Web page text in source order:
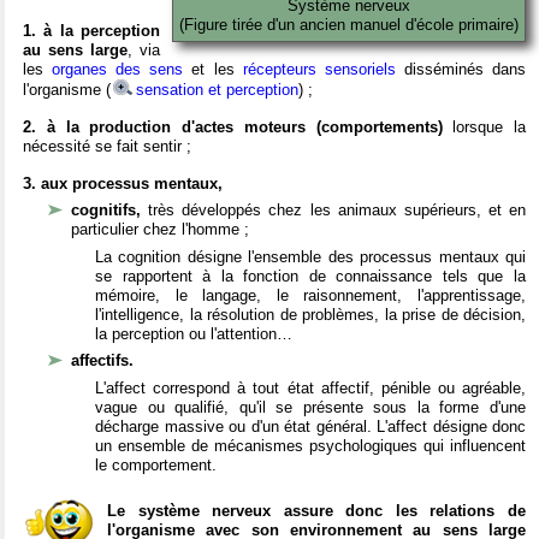
Système nerveux
(Figure tirée d'un ancien manuel d'école primaire)
1. à la perception
au sens large, via
lesorganes des sens et les récepteurs sensoriels disséminés dans
l'organisme (
sensation et perception) ;
2. à la production d'actes moteurs (comportements)lorsque la
nécessité se fait sentir ;
3. aux processus mentaux,
cognitifs,très développés chez les animaux supérieurs, et en
particulier chez l'homme ;
La cognition désigne l'ensemble des processus mentaux qui
se rapportent à la fonction de connaissance tels que la
mémoire, le langage, le raisonnement, l'apprentissage,
l'intelligence, la résolution de problèmes, la prise de décision,
la perception ou l'attention…
affectifs.
L'affect correspond à tout état affectif, pénible ou agréable,
vague ou qualifié, qu'il se présente sous la forme d'une
décharge massive ou d'un état général. L'affect désigne donc
un ensemble de mécanismes psychologiques qui influencent
le comportement.
Le système nerveux assure donc les relations de
l'organisme avec son environnement au sens large